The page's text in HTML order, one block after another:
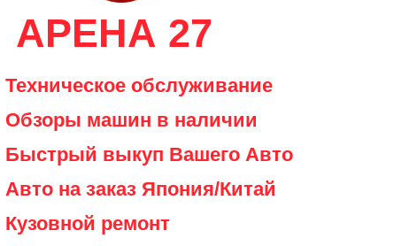
АРЕНА 27
Техническое обслуживание
Кузовной ремонт
Быстрый выкуп Вашего Авто
Авто на заказ Япония/Китай
Обзоры машин в наличии